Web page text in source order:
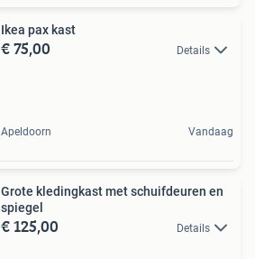
Ikea pax kast
€ 75,00 Details
Apeldoorn Vandaag
Grote kledingkast met schuifdeuren en
spiegel
€ 125,00 Details